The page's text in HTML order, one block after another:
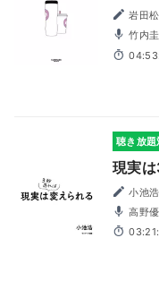
岩田
竹内圭
聴き放題
現実
小池浩
高野